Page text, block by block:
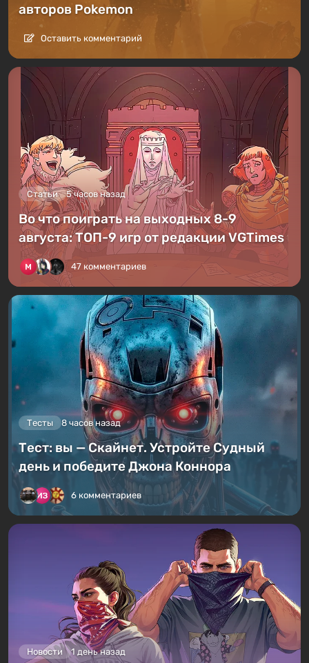
авторов Pokemon
Оставить комментарий
Статьи 5 часов назад
Во что поиграть на выходных 8-9
августа: ТОП-9 игр от редакции VGTimes
47 комментариев
Тесты 8 часов назад
Тест: вы — Скайнет. Устройте Судный
день и победите Джона Коннора
6 комментариев
Новости 1 день назад